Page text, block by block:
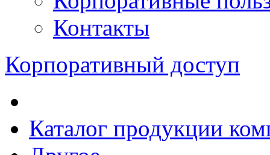
Контакты
Корпоративный доступ
Каталог продукции